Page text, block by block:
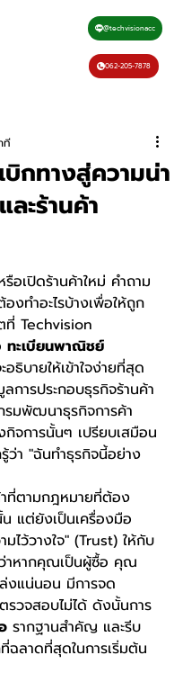
@techvisionacc
062-205-7878
กทางสู่ความน่า
ะร้านค้า
ที
อเปิดร้านค้าใหม่ คำถาม
งทำอะไรบ้างเพื่อให้ถูก
Techvision
ทะเบียนพาณิชย์
ธิบายให้เข้าใจง่ายที่สุด
การประกอบธุรกิจร้านค้า
มพัฒนาธุรกิจการค้า
จการนั้นๆ เปรียบเสมือน
ว่า "ฉันทำธุรกิจนี้อย่าง
าที่ตามกฎหมายที่ต้อง
แต่ยังเป็นเครื่องมือ
ไว้วางใจ" (Trust) ให้กับ
าหากคุณเป็นผู้ซื้อ คุณ
งแน่นอน มีการจด
รวจสอบไม่ได้ ดังนั้นการ
รากฐานสำคัญ และรีบ
ฉลาดที่สุดในการเริ่มต้น